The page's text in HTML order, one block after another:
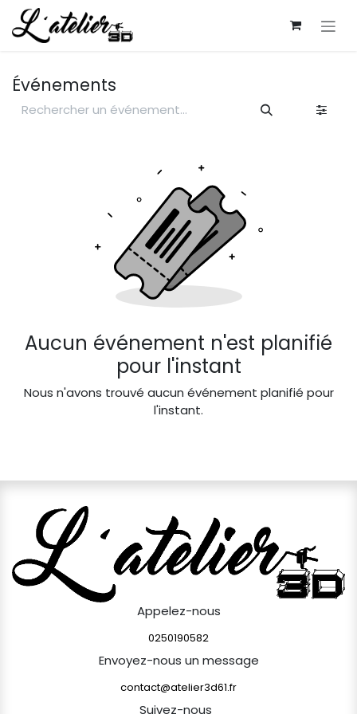
Se rendre au contenu
Événements
Aucun événement n'est planifié
pour l'instant
Nous n'avons trouvé aucun événement planifié pour
l'instant.
Appelez-nous
0250190582
Envoyez-nous un message
contact@atelier3d61.fr
Suivez-nous